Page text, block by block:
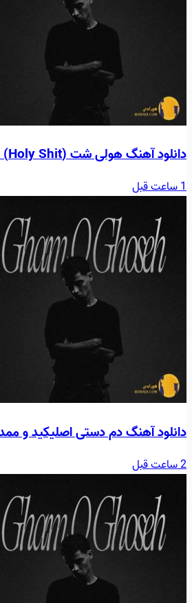
دانلود آهنگ هولی شت (Holy Shit) اصلیکید + متن آهنگ
1 ساعت قبل
دانلود آهنگ دم دستی اصلیکید و
2 ساعت قبل